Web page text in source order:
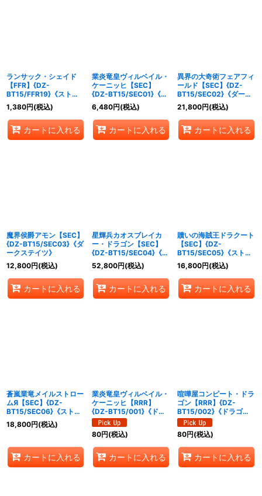
ランサック・シェイド
【FFR】{DZ-
BT15/FFR19}《ストイ
ケイア》
1,380円(税込)
カートに入れる
業炎竜皇ヴィルベイル・
ケーニッヒ【SEC】
{DZ-BT15/SEC01}《ド
ラゴンエンパイア》
6,480円(税込)
カートに入れる
異界の大奇術フェアフィ
ールド【SEC】{DZ-
BT15/SEC02}《ダーク
ステイツ》
21,800円(税込)
カートに入れる
魔界侯爵アモン【SEC】
{DZ-BT15/SEC03}《ダ
ークステイツ》
12,800円(税込)
カートに入れる
星輝兵カオスブレイカ
ー・ドラゴン【SEC】
{DZ-BT15/SEC04}《ブ
ラントゲート》
52,800円(税込)
カートに入れる
贖いの海賊王ドラクート
【SEC】{DZ-
BT15/SEC05}《ストイ
ケイア》
16,800円(税込)
カートに入れる
蒼嵐業竜メイルストロー
ムЯ【SEC】{DZ-
BT15/SEC06}《ストイ
ケイア》
18,800円(税込)
カートに入れる
業炎竜皇ヴィルベイル・
ケーニッヒ【RRR】
{DZ-BT15/001}《ドラ
ゴンエンパイア》
80円(税込)
カートに入れる
喧嘩屋コンピート・ドラ
ゴン【RRR】{DZ-
BT15/002}《ドラゴン
エンパイア》
80円(税込)
カートに入れる